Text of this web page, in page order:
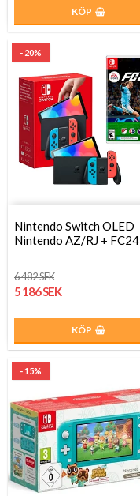
KÖP
- 20%
Nintendo Switch OLED
Nintendo AZ/RJ + FC24
6 482 SEK
5 186 SEK
KÖP
- 15%